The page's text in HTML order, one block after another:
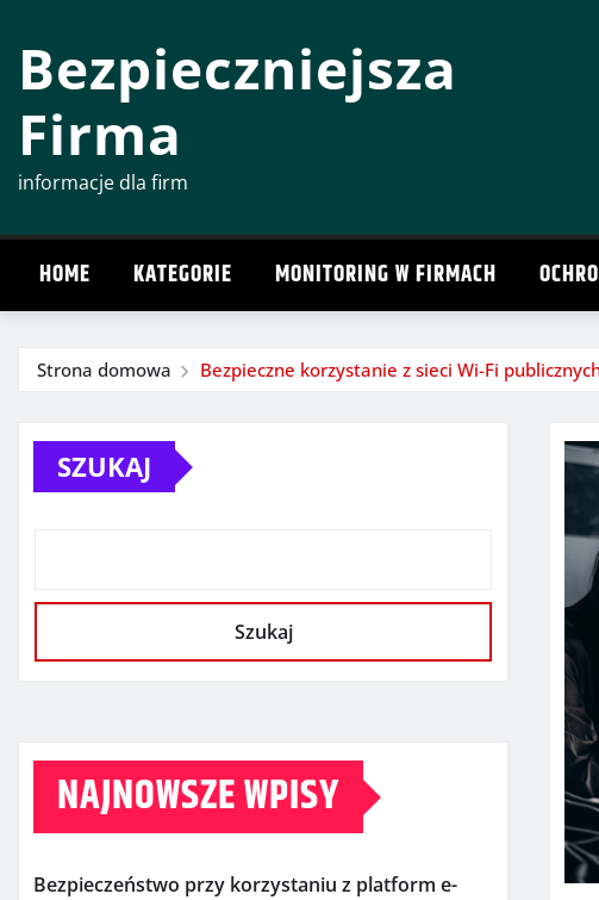
treściBezpieczniejsza
Firma
informacje dla firm
HOME KATEGORIE MONITORING W FIRMACH
Strona domowa Bezpieczne korzystanie z sieci Wi-Fi
SZUKAJ
Szukaj
NAJNOWSZE WPISY
Bezpieczeństwo przy korzystaniu z platform e-